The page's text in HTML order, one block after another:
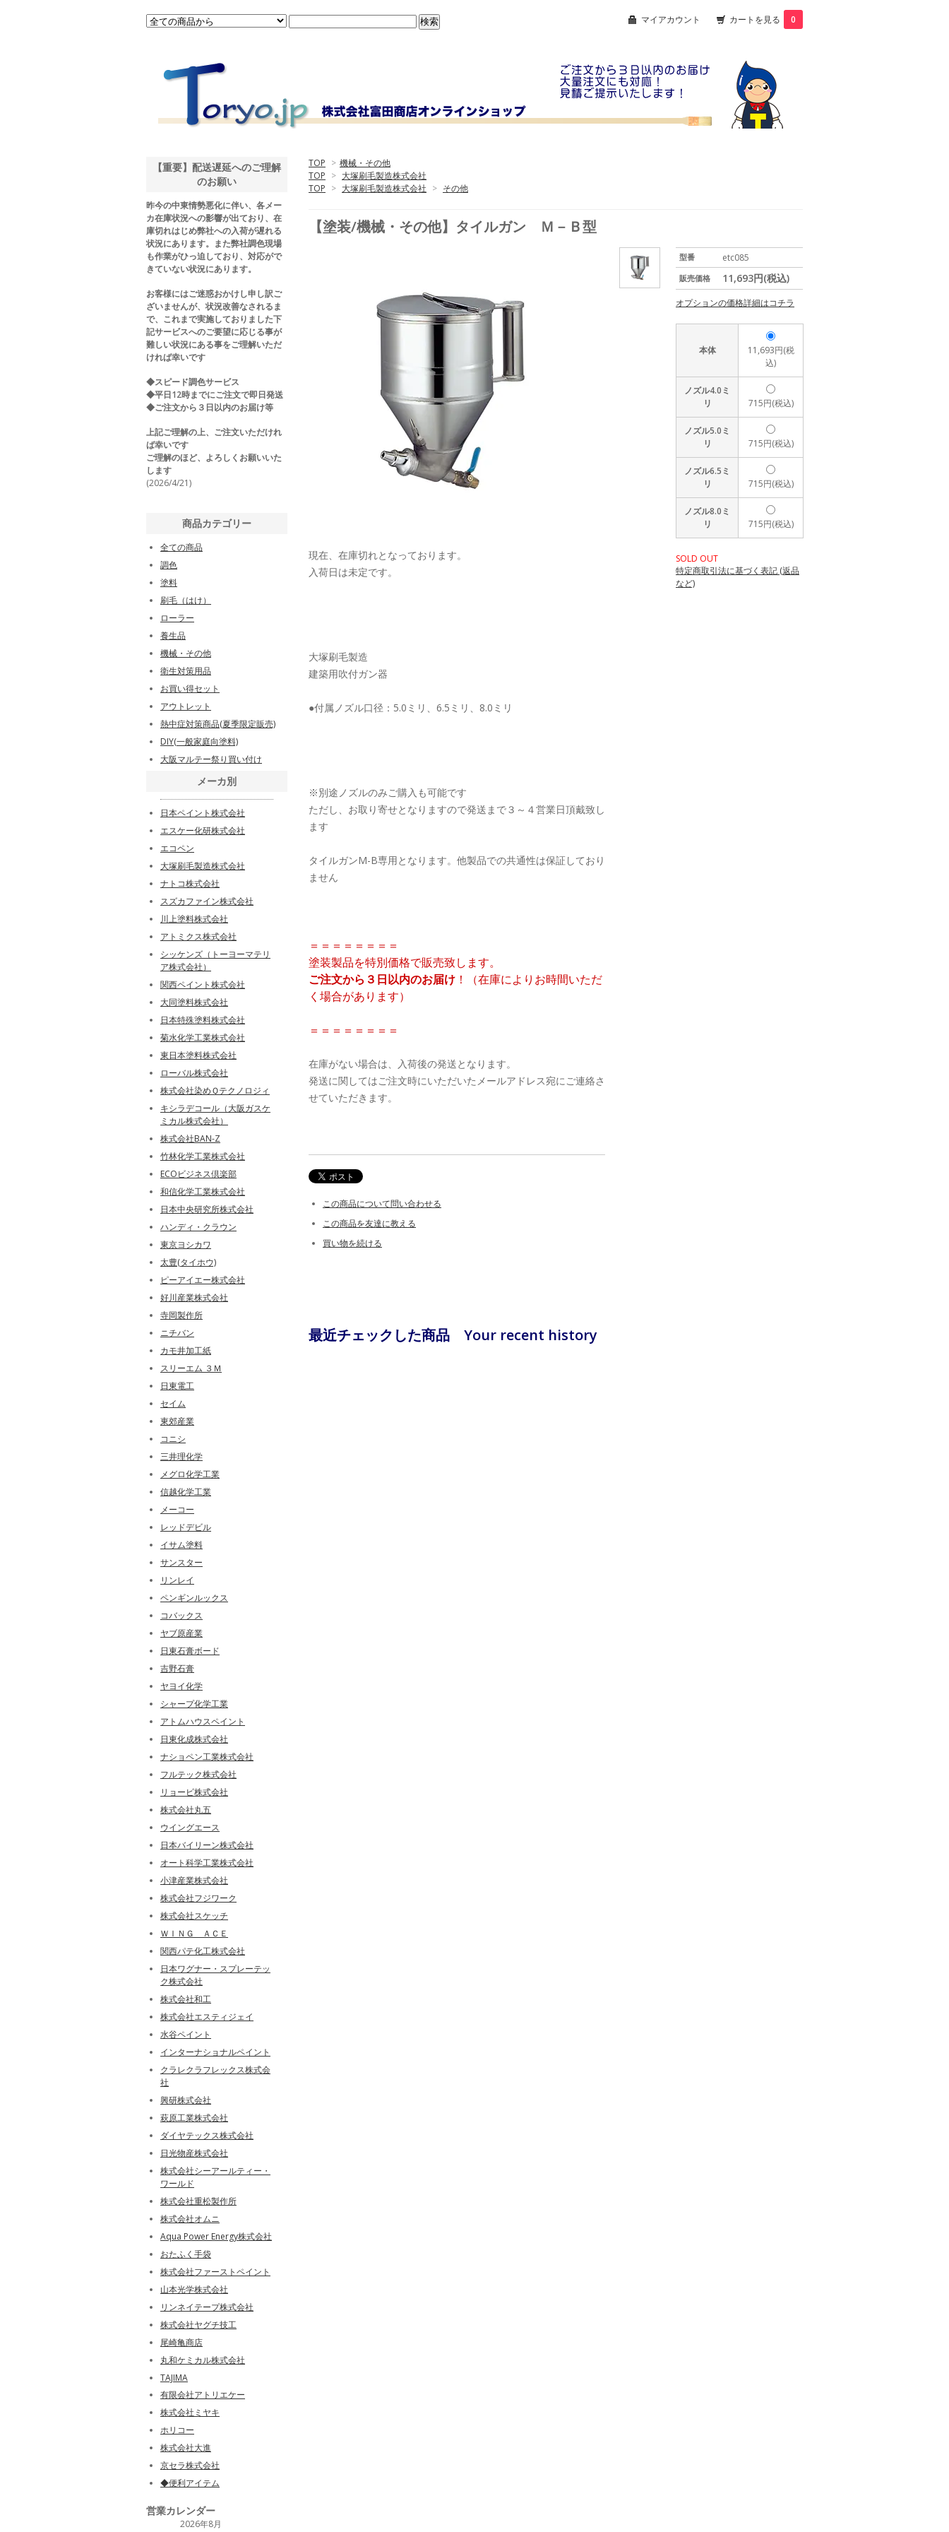
マイアカウント カートを見る 0
TOP > 機械・その他
TOP > 大塚刷毛製造株式会社
TOP > 大塚刷毛製造株式会社 > その他
【塗装/機械・その他】タイルガン Ｍ－Ｂ型
型番 etc085
販売価格 11,693円(税込)
オプションの価格詳細はコチラ
本体
11,693円(税
込)
ノズル4.0ミ
リ
715円(税込)
ノズル5.0ミ
リ
715円(税込)
ノズル6.5ミ
リ
715円(税込)
ノズル8.0ミ
リ
715円(税込)
SOLD OUT
特定商取引法に基づく表記 (返品
など)
現在、在庫切れとなっております。
入荷日は未定です。
大塚刷毛製造
建築用吹付ガン器
●付属ノズル口径：5.0ミリ、6.5ミリ、8.0ミリ
※別途ノズルのみご購入も可能です
ただし、お取り寄せとなりますので発送まで３～４営業日頂戴致し
ます
タイルガンM-B専用となります。他製品での共通性は保証しており
ません
＝＝＝＝＝＝＝＝
塗装製品を特別価格で販売致します。
ご注文から３日以内のお届け ！（在庫によりお時間いただ
く場合があります）
＝＝＝＝＝＝＝＝
在庫がない場合は、入荷後の発送となります。
発送に関してはご注文時にいただいたメールアドレス宛にご連絡さ
せていただきます。
この商品について問い合わせる
この商品を友達に教える
買い物を続ける
最近チェックした商品 Your recent history
【重要】配送遅延へのご理解
のお願い
昨今の中東情勢悪化に伴い、各メー
カ在庫状況への影響が出ており、在
庫切れはじめ弊社への入荷が遅れる
状況にあります。また弊社調色現場
も作業がひっ迫しており、対応がで
きていない状況にあります。
お客様にはご迷惑おかけし申し訳ご
ざいませんが、状況改善なされるま
で、これまで実施しておりました下
記サービスへのご要望に応じる事が
難しい状況にある事をご理解いただ
ければ幸いです
◆スピード調色サービス
◆平日12時までにご注文で即日発送
◆ご注文から３日以内のお届け等
上記ご理解の上、ご注文いただけれ
ば幸いです
ご理解のほど、よろしくお願いいた
します
(2026/4/21)
商品カテゴリー
全ての商品
調色
塗料
刷毛（はけ）
ローラー
養生品
機械・その他
衛生対策用品
お買い得セット
アウトレット
熱中症対策商品(夏季限定販売)
DIY(一般家庭向塗料)
大阪マルテー祭り買い付け
メーカ別
日本ペイント株式会社
エスケー化研株式会社
エコペン
大塚刷毛製造株式会社
ナトコ株式会社
スズカファイン株式会社
川上塗料株式会社
アトミクス株式会社
シッケンズ（トーヨーマテリ
ア株式会社）
関西ペイント株式会社
大同塗料株式会社
日本特殊塗料株式会社
菊水化学工業株式会社
東日本塗料株式会社
ローバル株式会社
株式会社染めＱテクノロジィ
キシラデコール（大阪ガスケ
ミカル株式会社）
株式会社BAN-Z
竹林化学工業株式会社
ECOビジネス倶楽部
和信化学工業株式会社
日本中央研究所株式会社
ハンディ・クラウン
東京ヨシカワ
太豊(タイホウ)
ピーアイエー株式会社
好川産業株式会社
寺岡製作所
ニチバン
カモ井加工紙
スリーエム ３Ｍ
日東電工
セイム
東郊産業
コニシ
三井理化学
メグロ化学工業
信越化学工業
メーコー
レッドデビル
イサム塗料
サンスター
リンレイ
ペンギンルックス
コバックス
ヤブ原産業
日東石膏ボード
吉野石膏
ヤヨイ化学
シャープ化学工業
アトムハウスペイント
日東化成株式会社
ナショペン工業株式会社
フルテック株式会社
リョービ株式会社
株式会社丸五
ウイングエース
日本バイリーン株式会社
オート科学工業株式会社
小津産業株式会社
株式会社フジワーク
株式会社スケッチ
ＷＩＮＧ ＡＣＥ
関西パテ化工株式会社
日本ワグナー・スプレーテッ
ク株式会社
株式会社和工
株式会社エスティジェイ
水谷ペイント
インターナショナルペイント
クラレクラフレックス株式会
社
興研株式会社
萩原工業株式会社
ダイヤテックス株式会社
日光物産株式会社
株式会社シーアールティー・
ワールド
株式会社重松製作所
株式会社オムニ
Aqua Power Energy株式会社
おたふく手袋
株式会社ファーストペイント
山本光学株式会社
リンネイテープ株式会社
株式会社ヤグチ技工
尾崎亀商店
丸和ケミカル株式会社
TAJIMA
有限会社アトリエケー
株式会社ミヤキ
ホリコー
株式会社大進
京セラ株式会社
◆便利アイテム
営業カレンダー
2026年8月